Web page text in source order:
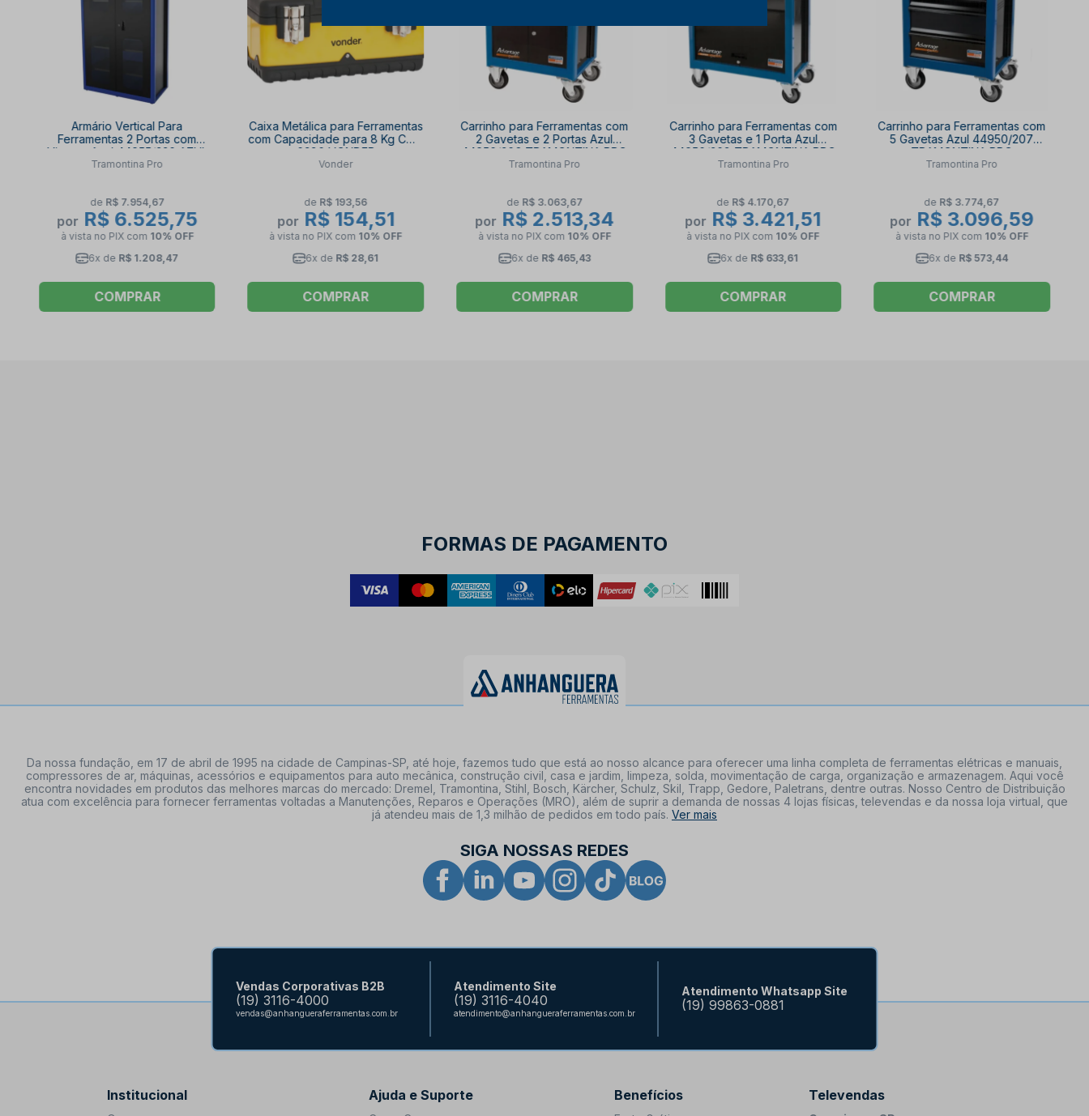
Armário Vertical Para
Ferramentas 2 Portas com
Visores Azul 44955/220 AZUL
TRAMONTINA PRO
Tramontina Pro
de R$ 7.954,67
porR$ 6.525,75
à vista no PIX com 10% OFF
6x de R$ 1.208,47
COMPRAR
Caixa Metálica para Ferramentas
com Capacidade para 8 Kg CMV
0380 VONDER
Vonder
de R$ 193,56
porR$ 154,51
à vista no PIX com 10% OFF
6x de R$ 28,61
COMPRAR
Carrinho para Ferramentas com
2 Gavetas e 2 Portas Azul
44950/206 TRAMONTINA PRO
Tramontina Pro
de R$ 3.063,67
porR$ 2.513,34
à vista no PIX com 10% OFF
6x de R$ 465,43
COMPRAR
Carrinho para Ferramentas com
3 Gavetas e 1 Porta Azul
44950/208 TRAMONTINA PRO
Tramontina Pro
de R$ 4.170,67
por R$ 3.421,51
à vista no PIX com 10% OFF
6x de R$ 633,61
COMPRAR
Carrinho para Ferramentas com
5 Gavetas Azul 44950/207
TRAMONTINA PRO
Tramontina Pro
de R$ 3.774,67
por R$ 3.096,59
à vista no PIX com 10% OFF
6x de R$ 573,44
COMPRAR
FORMAS DE PAGAMENTO
Da nossa fundação, em 17 de abril de 1995 na cidade de Campinas-SP, até hoje, fazemos tudo que está ao nosso alcance para oferecer uma linha completa de ferramentas elétricas e manuais,
compressores de ar, máquinas, acessórios e equipamentos para auto mecânica, construção civil, casa e jardim, limpeza, solda, movimentação de carga, organização e armazenagem. Aqui você
encontra novidades em produtos das melhores marcas do mercado: Dremel, Tramontina, Stihl, Bosch, Kärcher, Schulz, Skil, Trapp, Gedore, Paletrans, dentre outras. Nosso Centro de Distribuição
atua com excelência para fornecer ferramentas voltadas a Manutenções, Reparos e Operações (MRO), além de suprir a demanda de nossas 4 lojas físicas, televendas e da nossa loja virtual, que
já atendeu mais de 1,3 milhão de pedidos em todo país. Ver mais
SIGA NOSSAS REDES
Vendas Corporativas B2B
(19) 3116-4000
vendas@anhangueraferramentas.com.br
Atendimento Site
(19) 3116-4040
atendimento@anhangueraferramentas.com.br
Atendimento Whatsapp Site
(19) 99863-0881
Institucional Ajuda e Suporte Benefícios Televendas